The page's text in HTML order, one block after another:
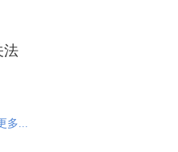
法
多...